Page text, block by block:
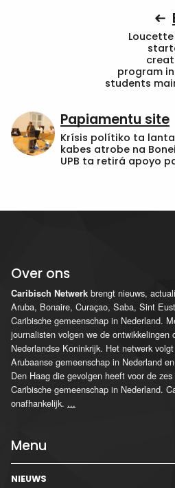
program in
students
Papiamentu site
Krísis polítiko ta lanta
kabes atrobe na
UPB ta retirá apoyo
Over ons
Caribisch Netwerk brengt nieuws,
Aruba, Bonaire, Curaçao, Saba, Sint
Caribische gemeenschap in Nederland.
journalisten volgen we de ontwikkelingen
Nederlandse Koninkrijk. Het netwerk
Arubaanse gemeenschap in Nederland
Den Haag die gevolgen heeft voor de
Caribische gemeenschap in Nederland.
onafhankelijk. ...
Menu
NIEUWS